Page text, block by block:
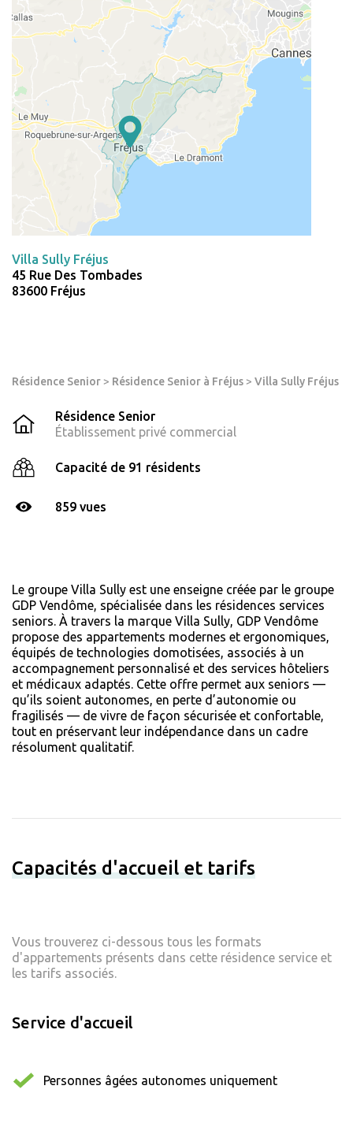
Résidence Senior > Résidence Senior à Fréjus > Villa Sully Fréjus
Résidence Senior
Établissement privé commercial
Capacité de 91 résidents
859 vues
Le groupe Villa Sully est une enseigne créée par le groupe
GDP Vendôme, spécialisée dans les résidences services
seniors. À travers la marque Villa Sully, GDP Vendôme
propose des appartements modernes et ergonomiques,
équipés de technologies domotisées, associés à un
accompagnement personnalisé et des services hôteliers
et médicaux adaptés. Cette offre permet aux seniors —
qu’ils soient autonomes, en perte d’autonomie ou
fragilisés — de vivre de façon sécurisée et confortable,
tout en préservant leur indépendance dans un cadre
résolument qualitatif.
Villa Sully Fréjus
45 Rue Des Tombades
83600 Fréjus
Capacités d'accueil et tarifs
Vous trouverez ci-dessous tous les formats
d'appartements présents dans cette résidence service et
les tarifs associés.
Service d'accueil
Personnes âgées autonomes uniquement